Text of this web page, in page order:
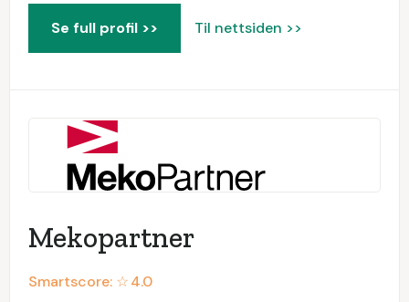
Se full profil >> Til nettsiden >>
Mekopartner
Smartscore: ☆4.0